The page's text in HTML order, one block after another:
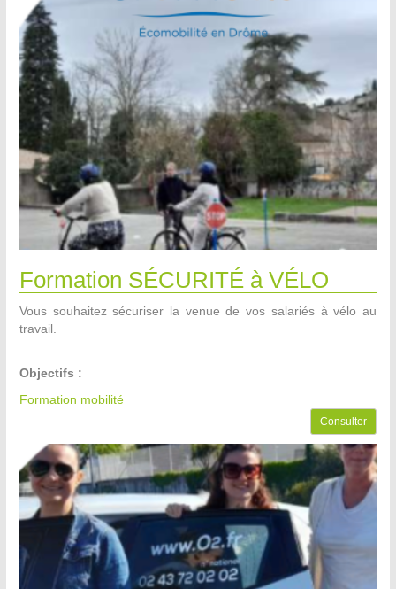
Formation SÉCURITÉ à VÉLO
Vous souhaitez sécuriser la venue de vos salariés à vélo au
travail.
Objectifs :
Formation mobilité
Consulter